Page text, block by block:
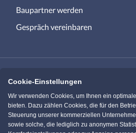
Baupartner werden
Gespräch vereinbaren
Immowelt.de
Massivhaus.de
Cookie-Einstellungen
Wir verwenden Cookies, um Ihnen ein
bieten. Dazu zählen Cookies, die für den
Steuerung unserer kommerziellen
sowie solche, die lediglich zu anonymen